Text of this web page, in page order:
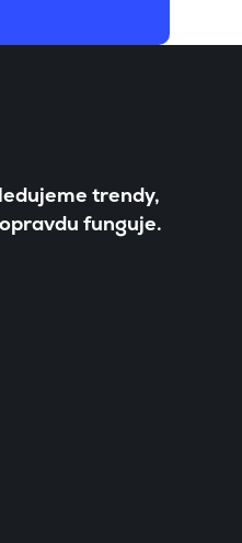
trendy,
funguje.